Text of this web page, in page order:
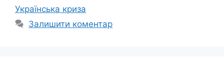
Українська криза
Залишити коментар